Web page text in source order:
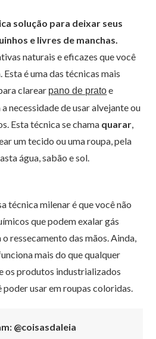
solução para deixar seus
e livres de manchas.
naturais e eficazes que você
é uma das técnicas mais
clarear pano de pratoe
necessidade de usar alvejante ou
Esta técnica se chama quarar,
um tecido ou uma roupa, pela
água, sabão e sol.
técnica milenar é que você não
que podem exalar gás
ressecamento das mãos. Ainda,
mais do que qualquer
os produtos industrializados
usar em roupas coloridas.
@coisasdaleia